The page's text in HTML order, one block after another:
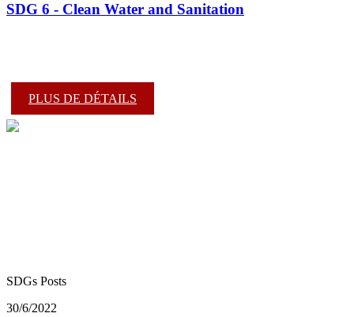
SDG 6 - Clean Water and Sanitation
PLUS DE DÉTAILS
SDGs Posts
30/6/2022